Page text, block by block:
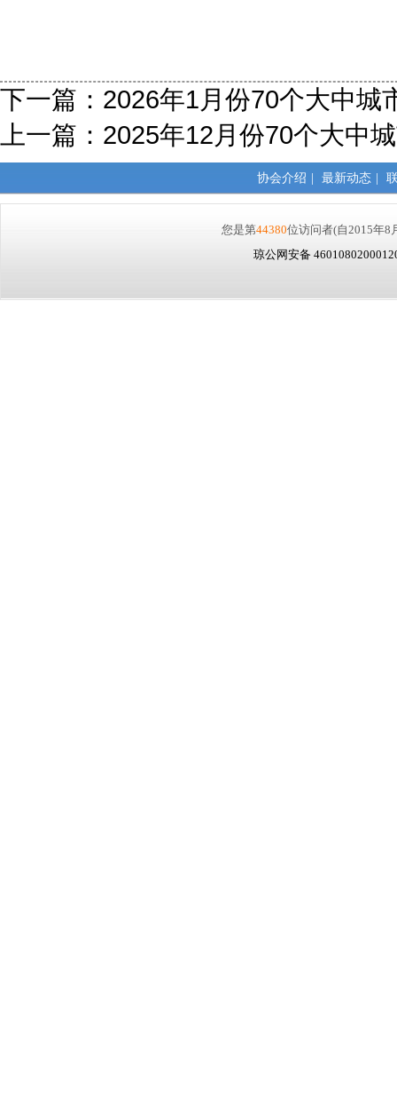
下一篇： 2026年1月份70个大中城
上一篇： 2025年12月份70个大中
协会介绍 最新动态
您是第44380位访问者(自2015年8
琼公网安备